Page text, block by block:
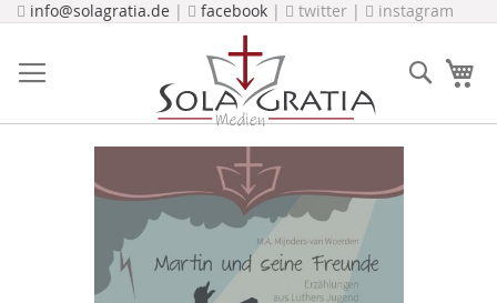
Direkt
info@solagratia.de | facebook | twitter | instagram
Suche